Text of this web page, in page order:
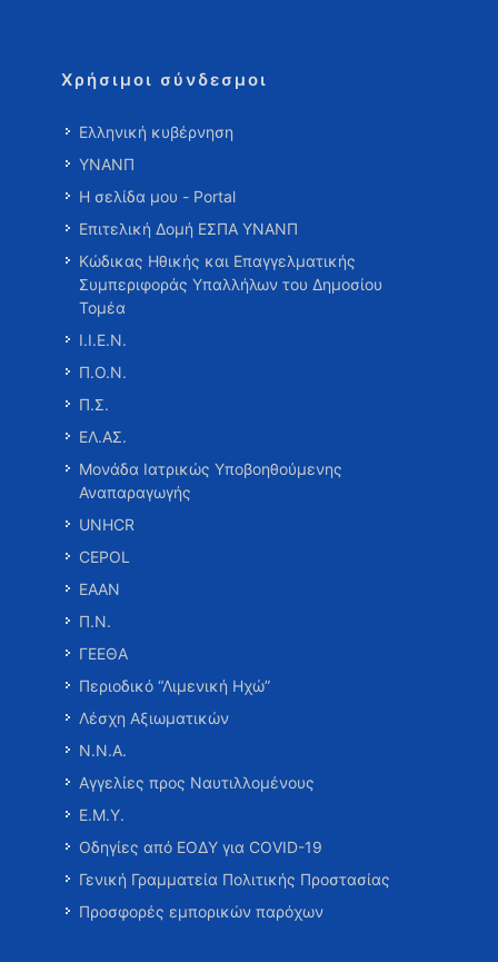
Χρήσιμοι σύνδεσμοι
Ελληνική κυβέρνηση
ΥΝΑΝΠ
Η σελίδα μου - Portal
Επιτελική Δομή ΕΣΠΑ ΥΝΑΝΠ
Κώδικας Ηθικής και Επαγγελματικής
Συμπεριφοράς Υπαλλήλων του Δημοσίου
Τομέα
Ι.Ι.Ε.Ν.
Π.Ο.Ν.
Π.Σ.
ΕΛ.ΑΣ.
Μονάδα Ιατρικώς Υποβοηθούμενης
Αναπαραγωγής
UNHCR
CEPOL
ΕΑΑΝ
Π.Ν.
ΓΕΕΘΑ
Περιοδικό “Λιμενική Ηχώ”
Λέσχη Αξιωματικών
Ν.Ν.Α.
Αγγελίες προς Ναυτιλλομένους
Ε.Μ.Υ.
Οδηγίες από ΕΟΔΥ για COVID-19
Γενική Γραμματεία Πολιτικής Προστασίας
Προσφορές εμπορικών παρόχων